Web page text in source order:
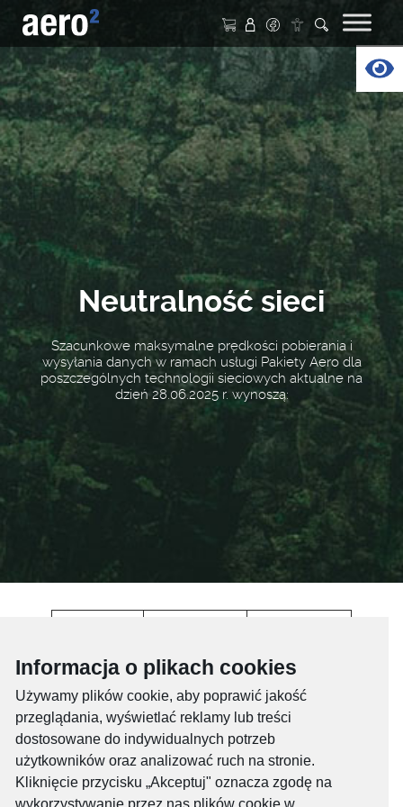
Informacja o plikach cookies
Używamy plików cookie, aby poprawić jakość
przeglądania, wyświetlać reklamy lub treści
dostosowane do indywidualnych potrzeb
użytkowników oraz analizować ruch na stronie.
Kliknięcie przycisku „Akceptuj" oznacza zgodę na
wykorzystywanie przez nas plików cookie w
Nawigacja główna
Neutralność sieci
Szacunkowe maksymalne prędkości pobierania i
wysyłania danych w ramach usługi Pakiety Aero dla
poszczególnych technologii sieciowych aktualne na
dzień 28.06.2025 r. wynoszą:
2G/GSM- GPRS 20 kb/s 80 kb/s
EDGE
58,4 kb/s 233,6 kb/s
3G/UMTS 384 kb/s 384 kb/s
3G/UMTS-
HSPA
42 Mb/s